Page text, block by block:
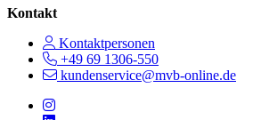
Kontakt
Kontaktpersonen
+49 69 1306-550
kundenservice@mvb-online.de
Follow us on https://